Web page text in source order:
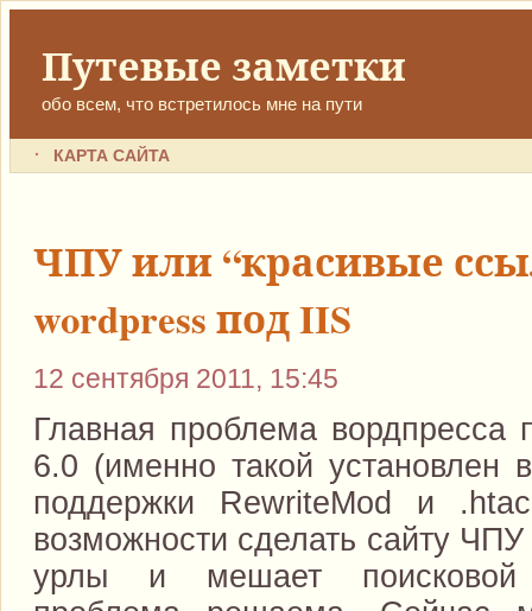
Путевые заметки
обо всем, что встретилось мне на пути
КАРТА САЙТА
ЧПУ или “красивые
wordpress под IIS
12 сентября 2011, 15:45
Главная проблема вордпресса
6.0 (именно такой установлен
поддержки RewriteMod и
возможности сделать сайту
урлы и мешает поисковой